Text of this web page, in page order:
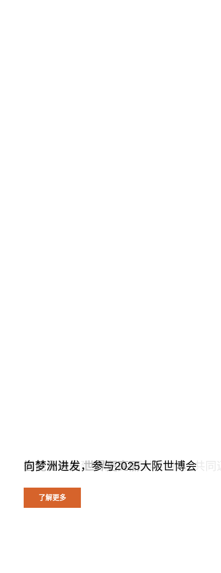
引领智能化建筑检测及幕墙维护，共同
观看视频
智能化为先 世界更亮丽
了解更多
向梦洲进发，参与2025大阪世博会
了解更多